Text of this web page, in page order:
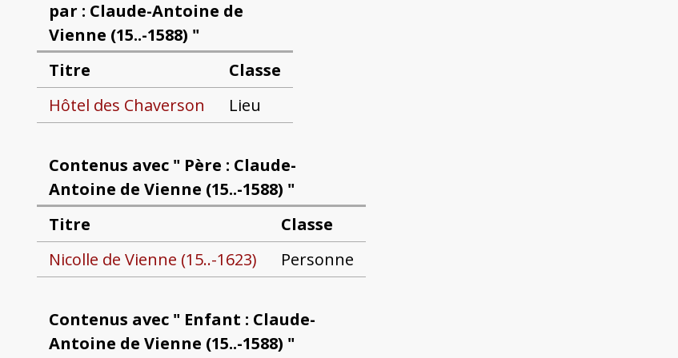
par : Claude-Antoine de
Vienne (15..-1588) "
Titre
Classe
Hôtel des Chaverson
Lieu
Contenus avec " Père : Claude-
Antoine de Vienne (15..-1588) "
Titre
Classe
Nicolle de Vienne (15..-1623)
Personne
Contenus avec " Enfant : Claude-
Antoine de Vienne (15..-1588) "